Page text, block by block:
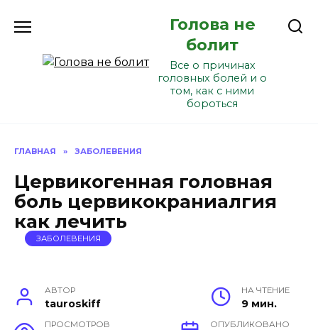
Голова не
болит
Все о причинах
головных болей и о
том, как с ними
бороться
ГЛАВНАЯ » ЗАБОЛЕВЕНИЯ
Цервикогенная головная
боль цервикокраниалгия
как лечить
ЗАБОЛЕВЕНИЯ
АВТОР
tauroskiff
НА ЧТЕНИЕ
9 мин.
ПРОСМОТРОВ ОПУБЛИКОВАНО